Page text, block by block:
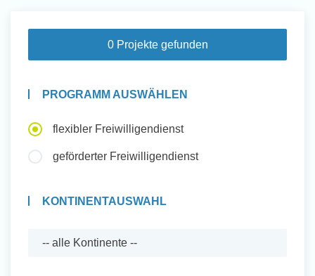
Auslandserfahrung Sammeln
und Sozial Engagieren
Initiativbewerbung
0 Projekte gefunden
PROGRAMM AUSWÄHLEN
flexibler Freiwilligendienst
geförderter Freiwilligendienst
KONTINENTAUSWAHL